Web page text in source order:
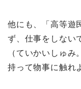
他にも、「高等遊
ず、仕事をしない
（ていかいしゅ
持って物事に触れ